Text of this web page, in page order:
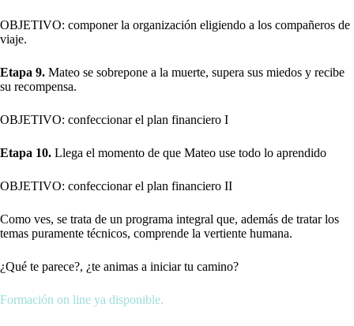
OBJETIVO: componer la organización eligiendo a los compañeros de
viaje.
Etapa 9. Mateo se sobrepone a la muerte, supera sus miedos y recibe
su recompensa.
OBJETIVO: confeccionar el plan financiero I
Etapa 10. Llega el momento de que Mateo use todo lo aprendido
OBJETIVO: confeccionar el plan financiero II
Como ves, se trata de un programa integral que, además de tratar los
temas puramente técnicos, comprende la vertiente humana.
¿Qué te parece?, ¿te animas a iniciar tu camino?
Formación on line ya disponible.